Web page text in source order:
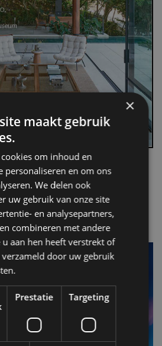
×
maakt gebruik
om inhoud en
personaliseren en om ons
We delen ook
uw gebruik van onze site
en analysepartners,
combineren met andere
aan hen heeft verstrekt of
door uw gebruik
Prestatie Targeting